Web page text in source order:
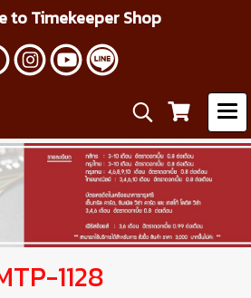
to Timekeeper Shop
1128